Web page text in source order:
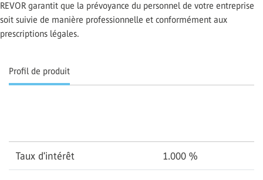
REVOR garantit que la prévoyance du personnel de votre entreprise
soit suivie de manière professionnelle et conformément aux
prescriptions légales.
Profil de produit
Taux d'intérêt 1.000 %